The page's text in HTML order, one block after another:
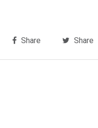
Share Share